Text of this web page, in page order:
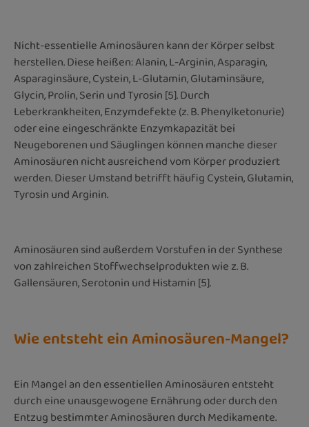
Nicht-essentielle Aminosäuren kann der Körper selbst
herstellen. Diese heißen: Alanin, L-Arginin, Asparagin,
Asparaginsäure, Cystein, L-Glutamin, Glutaminsäure,
Glycin, Prolin, Serin und Tyrosin [5]. Durch
Leberkrankheiten, Enzymdefekte (z. B. Phenylketonurie)
oder eine eingeschränkte Enzymkapazität bei
Neugeborenen und Säuglingen können manche dieser
Aminosäuren nicht ausreichend vom Körper produziert
werden. Dieser Umstand betrifft häufig Cystein, Glutamin,
Tyrosin und Arginin.
Aminosäuren sind außerdem Vorstufen in der Synthese
von zahlreichen Stoffwechselprodukten wie z. B.
Gallensäuren, Serotonin und Histamin [5].
Wie entsteht ein Aminosäuren-Mangel?
Ein Mangel an den essentiellen Aminosäuren entsteht
durch eine unausgewogene Ernährung oder durch den
Entzug bestimmter Aminosäuren durch Medikamente.